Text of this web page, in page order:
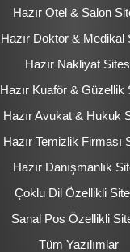
Hazır Otel & Salon
Hazır Doktor & Medikal
Hazır Nakliyat
Hazır Kuaför & Güzellik
Hazır Avukat & Hukuk
Hazır Temizlik Firması
Hazır Danışmanlık
Çoklu Dil Özellikli
Sanal Pos Özellikli
Tüm Yazılımlar